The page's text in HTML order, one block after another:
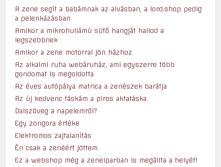
A zene segít a babámnak az alvásban, a lord.shop pedig
a pelenkázásban
Amikor a mikrohullámú sütő hangját hallod a
legszebbnek
Amikor a zene motorral jön házhoz
Az alkalmi ruha webáruház, ami egyszerre több
gondomat is megoldotta
Az éves autópálya matrica a zenészek barátja
Az új kedvenc táskám a piros aktatáska
Dalszöveg a napelemről?
Egy zongora értéke
Elektromos zajtalanítás
Én csak a zenéért jöttem
Ez a webshop még a zeneiparban is megállta a helyét!